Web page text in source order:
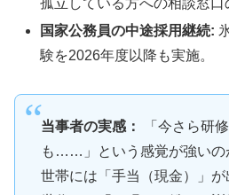
孤立している方への相談窓口
国家公務員の中途採用継続:
験を2026年度以降も実施。
当事者の実感：
「今さら研
も……」という感覚が強いの
世帯には「手当（現金）」